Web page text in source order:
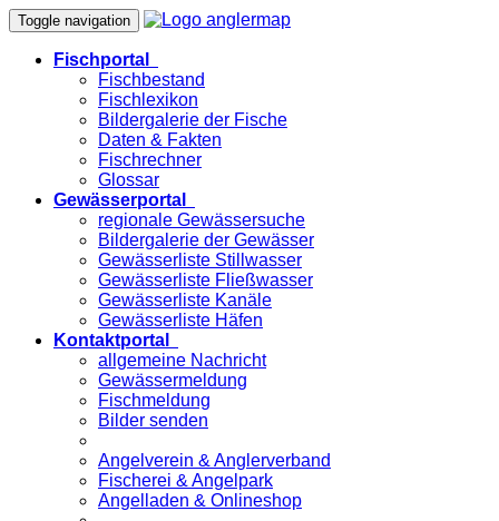
Toggle navigation
Fischportal
Fischbestand
Fischlexikon
Bildergalerie der Fische
Daten & Fakten
Fischrechner
Glossar
Gewässerportal
regionale Gewässersuche
Bildergalerie der Gewässer
Gewässerliste Stillwasser
Gewässerliste Fließwasser
Gewässerliste Kanäle
Gewässerliste Häfen
Kontaktportal
allgemeine Nachricht
Gewässermeldung
Fischmeldung
Bilder senden
Angelverein & Anglerverband
Fischerei & Angelpark
Angelladen & Onlineshop